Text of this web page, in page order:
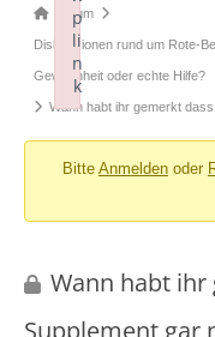
Forum-
Breadcrumbs
-
Du
Forum
Diskussionen rund um Rote-
Gewohnheit oder echte Hilfe?
Wann habt ihr gemerkt dass
Bitte Anmelden oder
Wann habt ihr
Supplement gar
p
li
n
k
Failed to initialize